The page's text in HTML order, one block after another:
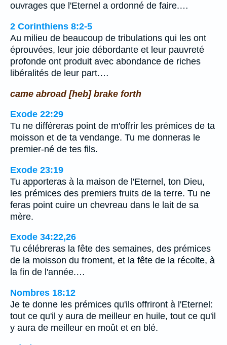
ouvrages que l'Eternel a ordonné de faire.…
2 Corinthiens 8:2-5
Au milieu de beaucoup de tribulations qui les ont
éprouvées, leur joie débordante et leur pauvreté
profonde ont produit avec abondance de riches
libéralités de leur part.…
came abroad [heb] brake forth
Exode 22:29
Tu ne différeras point de m'offrir les prémices de ta
moisson et de ta vendange. Tu me donneras le
premier-né de tes fils.
Exode 23:19
Tu apporteras à la maison de l'Eternel, ton Dieu,
les prémices des premiers fruits de la terre. Tu ne
feras point cuire un chevreau dans le lait de sa
mère.
Exode 34:22,26
Tu célébreras la fête des semaines, des prémices
de la moisson du froment, et la fête de la récolte, à
la fin de l'année.…
Nombres 18:12
Je te donne les prémices qu'ils offriront à l'Eternel:
tout ce qu'il y aura de meilleur en huile, tout ce qu'il
y aura de meilleur en moût et en blé.